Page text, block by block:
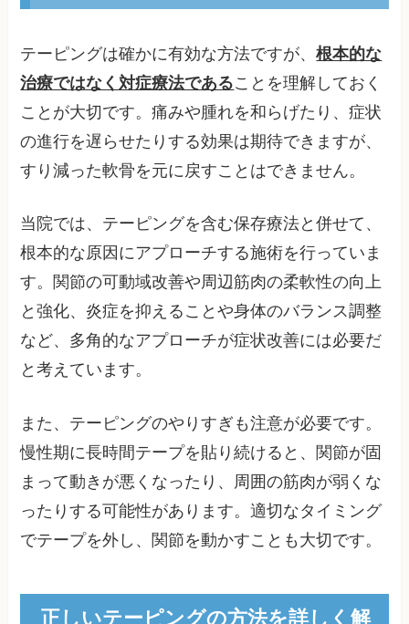
テーピングは確かに有効な方法ですが、根本的な
治療ではなく対症療法であることを理解しておく
ことが大切です。痛みや腫れを和らげたり、症状
の進行を遅らせたりする効果は期待できますが、
すり減った軟骨を元に戻すことはできません。
当院では、テーピングを含む保存療法と併せて、
根本的な原因にアプローチする施術を行っていま
す。関節の可動域改善や周辺筋肉の柔軟性の向上
と強化、炎症を抑えることや身体のバランス調整
など、多角的なアプローチが症状改善には必要だ
と考えています。
また、テーピングのやりすぎも注意が必要です。
慢性期に長時間テープを貼り続けると、関節が固
まって動きが悪くなったり、周囲の筋肉が弱くな
ったりする可能性があります。適切なタイミング
でテープを外し、関節を動かすことも大切です。
正しいテーピングの方法を詳しく解